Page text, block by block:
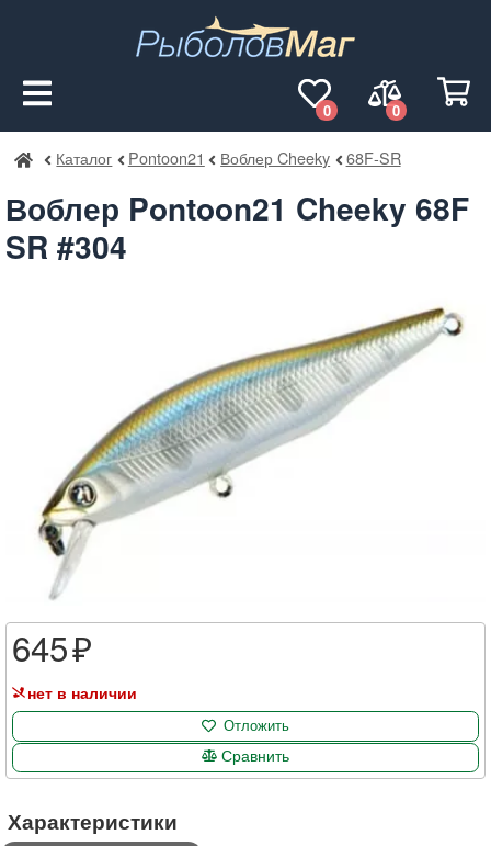
0
0
РыболовМаг
Каталог Pontoon21 Воблер Cheeky 68F-SR
Воблер Pontoon21 Cheeky 68F
SR #304
Характеристики
645
нет в наличии
Отложить
Сравнить